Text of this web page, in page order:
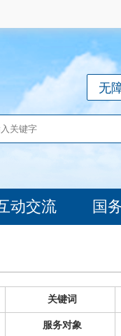
无
动交流 国
关键词
服务对象